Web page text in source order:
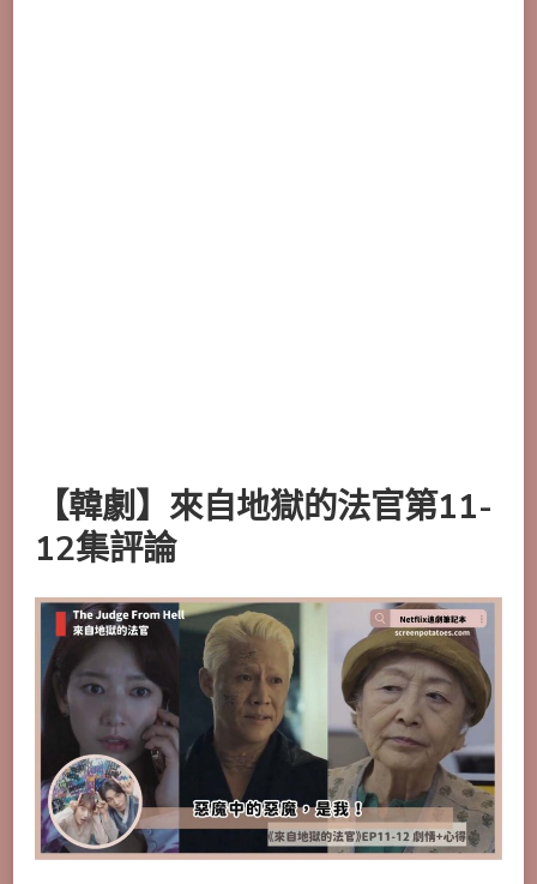
【韓劇】來自地獄的法官第11-
12集評論